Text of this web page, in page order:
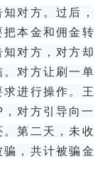
对方。过后，
本金和佣金转
对方，对方却
对方让刷一单
进行操作。王
对方引导向一
第二天，未收
，共计被骗金